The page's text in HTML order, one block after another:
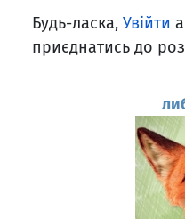
Будь-ласка, Увійти
приєднатись до